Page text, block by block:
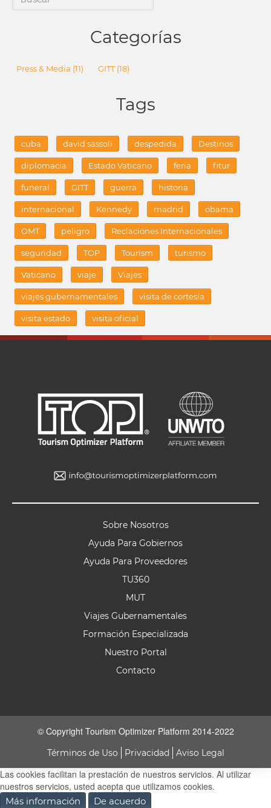
Categorías
Press & Media (11) GITT(18)
Tags
cuba david sassoli despedida Destinos
diplomacia Estado Vaticano feria fitur
funeral GITT guerra historia
internacional Kennedy madrid obama
OMT peligro Reclaciones Internacionales
seguridad TOP Tourism turismo
Vaticano viaje Viajes
viajes gubernamentales visita de cortesía
visita estado visita oficial
Sobre Nosotros
Ayuda Para Gobiernos
Ayuda Para Proveedores
TU360
MUT
Viajes Gubernamentales
Formación Especializada
Nuestro Portal
Contacto
© Copyright Tourism Optimizer Platform 2014-2022
Términos de Uso Privacidad Aviso Legal
Las cookies facilitan la prestación de nuestros servicios. Al utilizar
nuestros servicios, usted acepta que utilizamos cookies.
Más información De acuerdo